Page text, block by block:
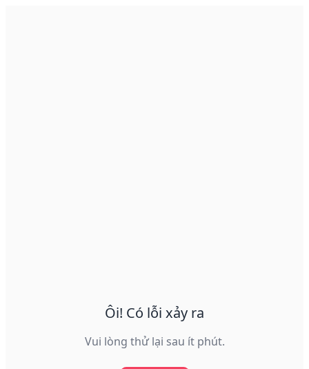
Ôi! Có lỗi xảy ra
Vui lòng thử lại sau ít phút.